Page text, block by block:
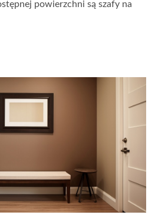
powierzchni są szafy na